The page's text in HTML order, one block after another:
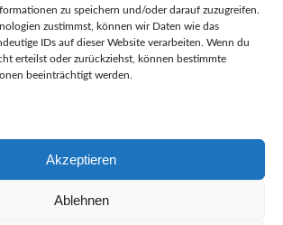
zu speichern und/oder darauf zuzugreifen.
zustimmst, können wir Daten wie das
IDs auf dieser Website verarbeiten. Wenn du
erteilst oder zurückziehst, können bestimmte
beeinträchtigt werden.
Akzeptieren
Ablehnen